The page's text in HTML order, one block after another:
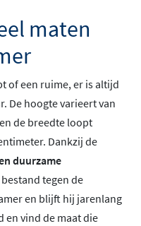
maten
of een ruime, er is altijd
De hoogte varieert van
de breedte loopt
Dankzij de
duurzame
tegen de
en blijft hij jarenlang
en vind de maat die